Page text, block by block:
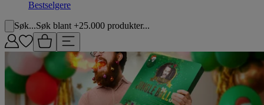
Bestselgere
Søk...Søk blant +25.000 produkter...